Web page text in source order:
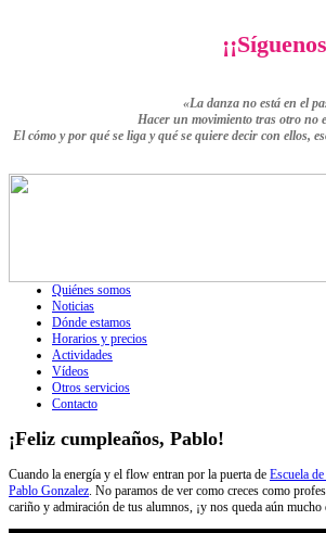
«La danza no está en el
Hacer un movimiento tras otro no
El cómo y por qué se liga y qué se quiere decir con ellos,
Quiénes somos
Noticias
Dónde estamos
Horarios y precios
Actividades
Vídeos
Otros servicios
Contacto
¡Feliz cumpleaños, Pablo!
Cuando la energía y el flow entran por la puerta de Escuela
Pablo Gonzalez. No paramos de ver como creces como
cariño y admiración de tus alumnos, ¡y nos queda aún mucho